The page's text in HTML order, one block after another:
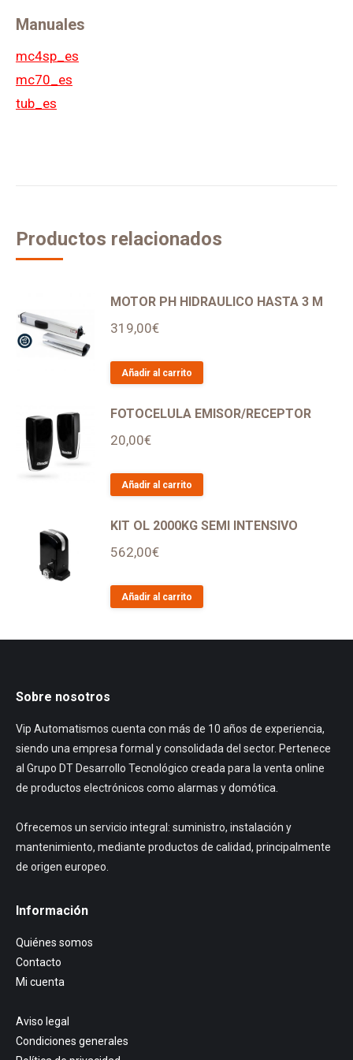
quantity
Manuales
mc4sp_es
mc70_es
tub_es
Productos relacionados
MOTOR PH HIDRAULICO HASTA 3 M
319,00€
Añadir al carrito
FOTOCELULA EMISOR/RECEPTOR
20,00€
Añadir al carrito
KIT OL 2000KG SEMI INTENSIVO
562,00€
Añadir al carrito
Sobre nosotros
Vip Automatismos cuenta con más de 10 años de experiencia,
siendo una empresa formal y consolidada del sector. Pertenece
al Grupo DT Desarrollo Tecnológico creada para la venta online
de productos electrónicos como alarmas y domótica.
Ofrecemos un servicio integral: suministro, instalación y
mantenimiento, mediante productos de calidad, principalmente
de origen europeo.
Información
Quiénes somos
Contacto
Mi cuenta
Aviso legal
Condiciones generales